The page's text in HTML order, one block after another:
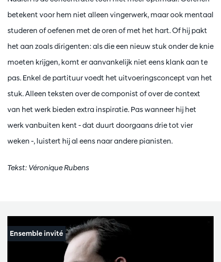
betekent voor hem niet alleen vingerwerk, maar ook mentaal
studeren of oefenen met de oren of met het hart. Of hij pakt
het aan zoals dirigenten: als die een nieuw stuk onder de knie
moeten krijgen, komt er aanvankelijk niet eens klank aan te
pas. Enkel de partituur voedt het uitvoeringsconcept van het
stuk. Alleen teksten over de componist of over de context
van het werk bieden extra inspiratie. Pas wanneer hij het
werk vanbuiten kent - dat duurt doorgaans drie tot vier
weken -, luistert hij al eens naar andere pianisten.
Tekst: Véronique Rubens